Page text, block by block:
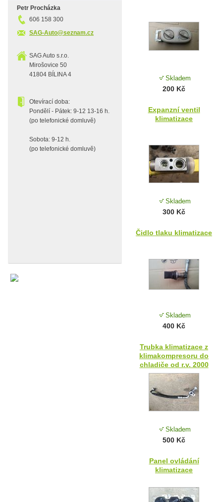
Petr Procházka
606 158 300
SAG-Auto@seznam.cz
SAG Auto s.r.o.
Mirošovice 50
41804 BÍLINA 4
Otevírací doba:
Pondělí - Pátek: 9-12 13-16 h.
(po telefonické domluvě)
Sobota: 9-12 h.
(po telefonické domluvě)
Skladem
200 Kč
Expanzní ventil
klimatizace
Skladem
300 Kč
Čidlo tlaku klimatizace
Skladem
400 Kč
Trubka klimatizace z
klimakompresoru do
chladiče od r.v. 2000
Skladem
500 Kč
Panel ovládání
klimatizace